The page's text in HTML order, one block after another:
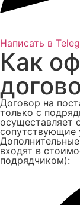
Написать в
Как
Договор на
только с
осущеставляет
сопутствующие
входят в
подрядчиком):